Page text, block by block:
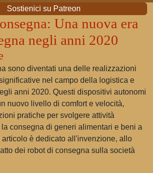
Sostienici su Patreon
Una nuova era
negli anni 2020
sono diventati una delle realizzazioni
nel campo della logistica e
anni 2020. Questi dispositivi autonomi
nuovo livello di comfort e velocità,
pratiche per svolgere attività
consegna di generi alimentari e beni a
è dedicato all'invenzione, allo
dei robot di consegna sulla società